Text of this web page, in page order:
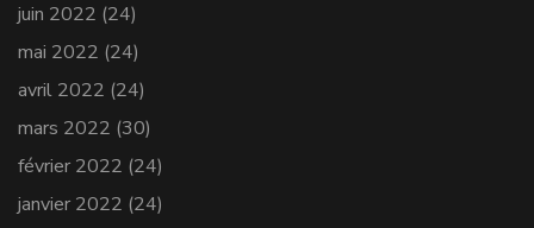
juin 2022 (24)
mai 2022 (24)
avril 2022 (24)
mars 2022 (30)
février 2022 (24)
janvier 2022 (24)